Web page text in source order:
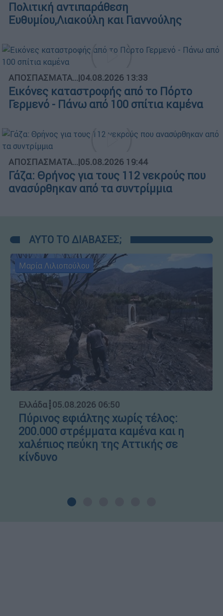
Πολιτική αντιπαράθεση
Ευθυμίου,Λιακούλη και Γιαννούλης
ΑΠΟΣΠΑΣΜΑΤΑ...|04.08.2026 13:33
Εικόνες καταστροφής από το Πόρτο
Γερμενό - Πάνω από 100 σπίτια καμένα
ΑΠΟΣΠΑΣΜΑΤΑ...|05.08.2026 19:44
Γάζα: Θρήνος για τους 112 νεκρούς που
ανασύρθηκαν από τα συντρίμμια
ΑΥΤΟ ΤΟ ΔΙΑΒΑΣΕΣ;
Μαρία Λιλιοπούλου
Ελλάδα┋05.08.2026 06:50
Πύρινος εφιάλτης χωρίς τέλος:
200.000 στρέμματα καμένα και η
χαλέπιος πεύκη της Αττικής σε
κίνδυνο